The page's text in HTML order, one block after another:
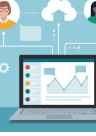
NOS PROJETS EN
TÉLÉCHARGEMENTS